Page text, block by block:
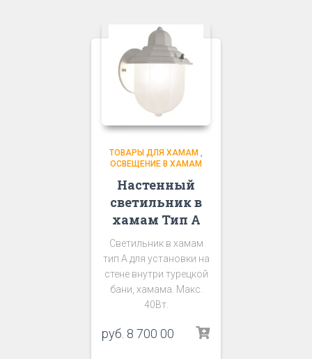
ТОВАРЫ ДЛЯ ХАМАМ
ОСВЕЩЕНИЕ В ХАМАМ
Настенный
светильник в
хамам Тип А
Светильник в хамам
тип А для установки на
стене внутри турецкой
бани, хамама. Макс.
40Вт.
руб. 8 700 00